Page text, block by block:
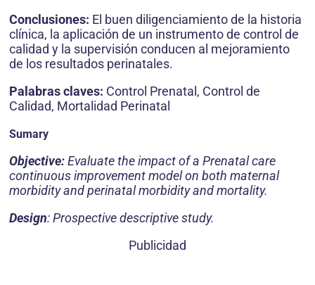
Conclusiones: El buen diligenciamiento de la historia
clínica, la aplicación de un instrumento de control de
calidad y la supervisión conducen al mejoramiento
de los resultados perinatales.
Palabras claves: Control Prenatal, Control de
Calidad, Mortalidad Perinatal
Sumary
Objective:Evaluate the impact of a Prenatal care
continuous improvement model on both maternal
morbidity and perinatal morbidity and mortality.
Design: Prospective descriptive study.
Publicidad